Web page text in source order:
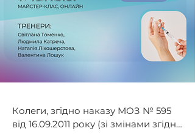
Колеги, згідно наказу МОЗ № 595
від 16.09.2011 року (зі змінами згідно